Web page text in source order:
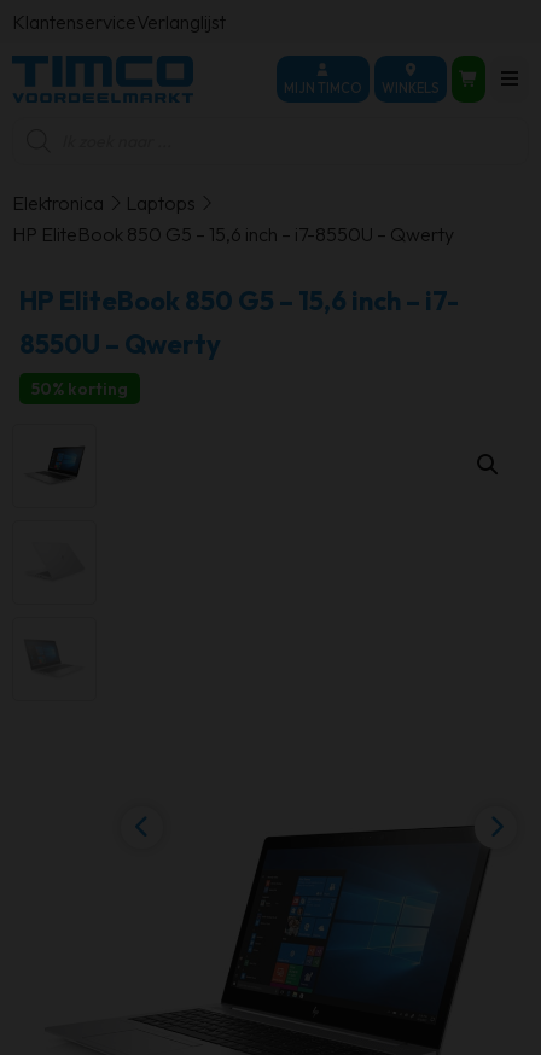
KlantenserviceVerlanglijst
MIJN TIMCO WINKELS
Elektronica
Laptops
HP EliteBook 850 G5 – 15,6 inch – i7-8550U – Qwerty
HP EliteBook 850 G5 – 15,6 inch – i7-
8550U – Qwerty
50% korting